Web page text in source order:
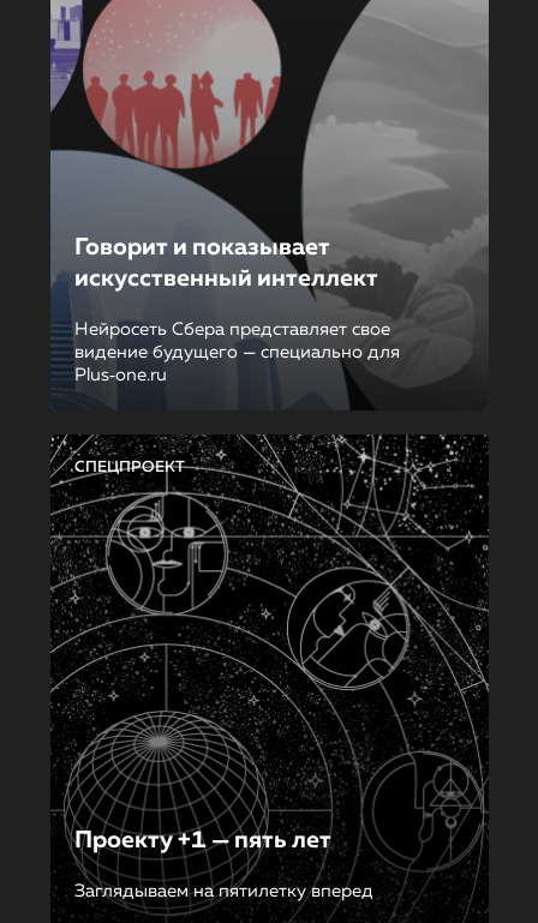
Говорит и показывает
искусственный интеллект
Нейросеть Сбера представляет свое
видение будущего — специально для
Plus‑one.ru
СПЕЦПРОЕКТ
Проекту +1 — пять лет
Заглядываем на пятилетку вперед